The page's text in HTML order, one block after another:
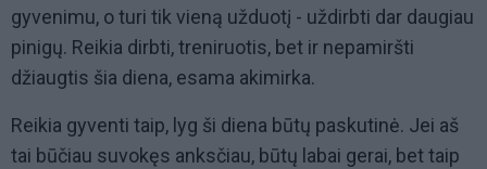
gyvenimu, o turi tik vieną užduotį - uždirbti dar daugiau
pinigų. Reikia dirbti, treniruotis, bet ir nepamiršti
džiaugtis šia diena, esama akimirka.
Reikia gyventi taip, lyg ši diena būtų paskutinė. Jei aš
tai būčiau suvokęs anksčiau, būtų labai gerai, bet taip